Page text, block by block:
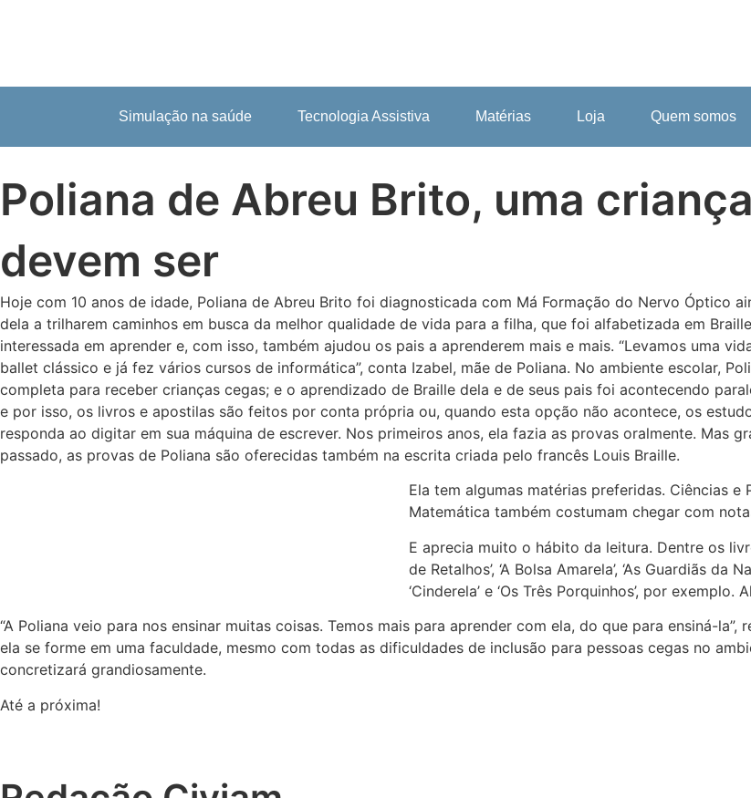
Simulação na saúde Tecnologia Assistiva Matérias Loja Quem somos
Poliana de Abreu Brito, uma
devem ser
Hoje com 10 anos de idade, Poliana de Abreu Brito foi diagnosticada com Má Formação do Nervo Óptico
dela a trilharem caminhos em busca da melhor qualidade de vida para a filha, que foi alfabetizada em
interessada em aprender e, com isso, também ajudou os pais a aprenderem mais e mais. “Levamos uma
ballet clássico e já fez vários cursos de informática”, conta Izabel, mãe de Poliana. No ambiente escolar,
completa para receber crianças cegas; e o aprendizado de Braille dela e de seus pais foi acontecendo
e por isso, os livros e apostilas são feitos por conta própria ou, quando esta opção não acontece, os
responda ao digitar em sua máquina de escrever. Nos primeiros anos, ela fazia as provas oralmente. Mas
passado, as provas de Poliana são oferecidas também na escrita criada pelo francês Louis Braille.
Ela tem algumas matérias preferidas. Ciências
Matemática também costumam chegar com
E aprecia muito o hábito da leitura. Dentre os
de Retalhos’, ‘A Bolsa Amarela’, ‘As Guardiãs da
‘Cinderela’ e ‘Os Três Porquinhos’, por
“A Poliana veio para nos ensinar muitas coisas. Temos mais para aprender com ela, do que para ensiná-
ela se forme em uma faculdade, mesmo com todas as dificuldades de inclusão para pessoas cegas no
concretizará grandiosamente.
Até a próxima!